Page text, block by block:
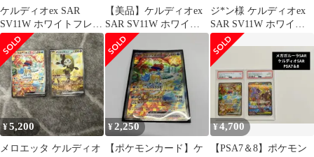
ケルディオex SAR
SV11W ホワイトフレア
169/086
【美品】ケルディオex
SAR SV11W ホワイト
フレア 169/086
ジ*ン様 ケルディオex
SAR SV11W ホワイト
フレア 169/086
¥5,200
メロエッタ ケルディオ
¥2,250
【ポケモンカード】ケ
¥4,700
【PSA7＆8】ポケモン